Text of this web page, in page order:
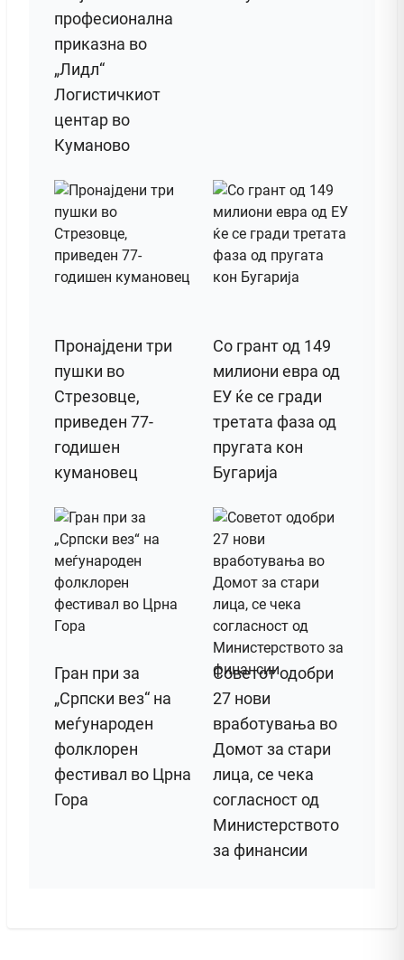
професионална
приказна во
„Лидл“
Логистичкиот
центар во
Куманово
Пронајдени три
пушки во
Стрезовце,
приведен 77-
годишен
кумановец
Со грант од 149
милиони евра од
ЕУ ќе се гради
третата фаза од
пругата кон
Бугарија
Гран при за
„Српски вез“ на
меѓународен
фолклорен
фестивал во Црна
Гора
Советот одобри
27 нови
вработувања во
Домот за стари
лица, се чека
согласност од
Министерството
за финансии